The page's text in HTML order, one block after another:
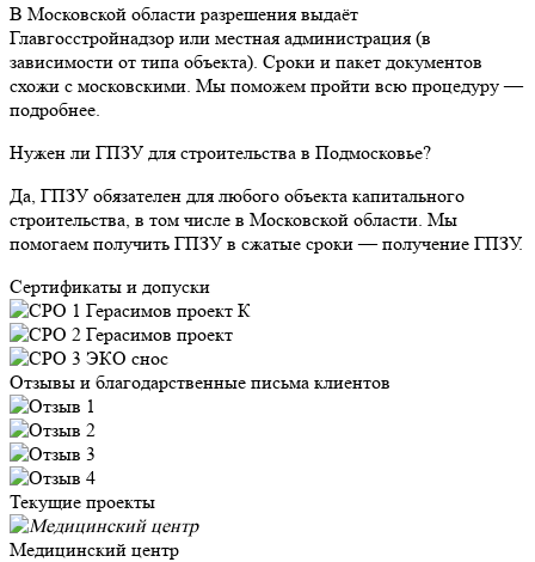
В Московской области разрешения выдаёт
Главгосстройнадзор или местная администрация (в
зависимости от типа объекта). Сроки и пакет документов
схожи с московскими. Мы поможем пройти всю процедуру —
подробнее.
Нужен ли ГПЗУ для строительства в Подмосковье?
Да, ГПЗУ обязателен для любого объекта капитального
строительства, в том числе в Московской области. Мы
помогаем получить ГПЗУ в сжатые сроки — получение ГПЗУ.
Сертификаты и допуски
Отзывы и благодарственные письма клиентов
Текущие проекты
Медицинский центр